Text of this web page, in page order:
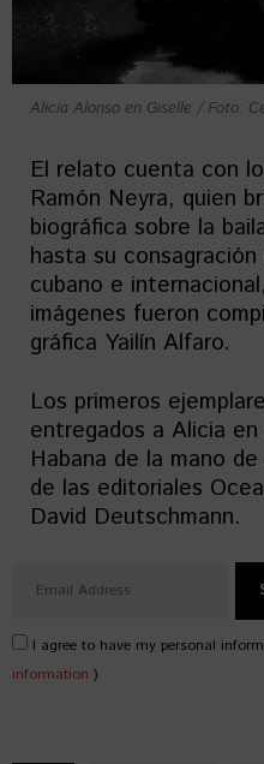
Alicia Alonso en Giselle / Foto:
El relato cuenta con
Ramón Neyra, quien
biográfica sobre la
hasta su
cubano e
imágenes fueron
gráfica Yailín Alfaro.
Los primeros
entregados a Alicia
Habana de la mano
de las editoriales
David Deutschmann.
I agree to have my personal
information )